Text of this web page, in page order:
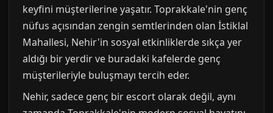
keyfini müşterilerine yaşatır. Toprakkale'nin genç
nüfus açısından zengin semtlerinden olan İstiklal
Mahallesi, Nehir'in sosyal etkinliklerde sıkça yer
aldığı bir yerdir ve buradaki kafelerde genç
müşterileriyle buluşmayı tercih eder.
Nehir, sadece genç bir escort olarak değil, aynı